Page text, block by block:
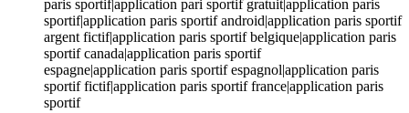
paris sportif|application pari sportif gratuit|application paris
sportif|application paris sportif android|application paris sportif
argent fictif|application paris sportif belgique|application paris
sportif canada|application paris sportif
espagne|application paris sportif espagnol|application paris
sportif fictif|application paris sportif france|application paris
sportif